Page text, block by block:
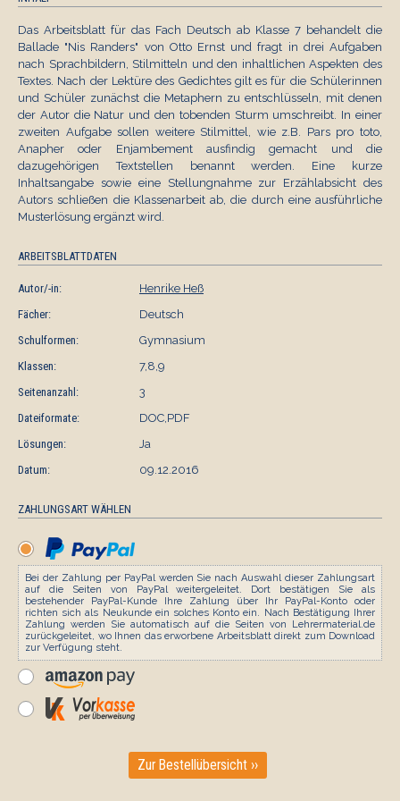
Das Arbeitsblatt für das Fach Deutsch ab Klasse 7 behandelt die
Ballade "Nis Randers" von Otto Ernst und fragt in drei Aufgaben
nach Sprachbildern, Stilmitteln und den inhaltlichen Aspekten des
Textes. Nach der Lektüre des Gedichtes gilt es für die Schülerinnen
und Schüler zunächst die Metaphern zu entschlüsseln, mit denen
der Autor die Natur und den tobenden Sturm umschreibt. In einer
zweiten Aufgabe sollen weitere Stilmittel, wie z.B. Pars pro toto,
Anapher oder Enjambement ausfindig gemacht und die
dazugehörigen Textstellen benannt werden. Eine kurze
Inhaltsangabe sowie eine Stellungnahme zur Erzählabsicht des
Autors schließen die Klassenarbeit ab, die durch eine ausführliche
Musterlösung ergänzt wird.
ARBEITSBLATTDATEN
Autor/-in:
Henrike Heß
Fächer:
Deutsch
Schulformen:
Gymnasium
Klassen:
7,8,9
Seitenanzahl:
3
Dateiformate:
DOC,PDF
Lösungen:
Ja
Datum:
09.12.2016
ZAHLUNGSART WÄHLEN
Bei der Zahlung per PayPal werden Sie nach Auswahl dieser Zahlungsart
auf die Seiten von PayPal weitergeleitet. Dort bestätigen Sie als
bestehender PayPal-Kunde Ihre Zahlung über Ihr PayPal-Konto oder
richten sich als Neukunde ein solches Konto ein. Nach Bestätigung Ihrer
Zahlung werden Sie automatisch auf die Seiten von Lehrermaterial.de
zurückgeleitet, wo Ihnen das erworbene Arbeitsblatt direkt zum Download
zur Verfügung steht.
Zur Bestellübersicht ››